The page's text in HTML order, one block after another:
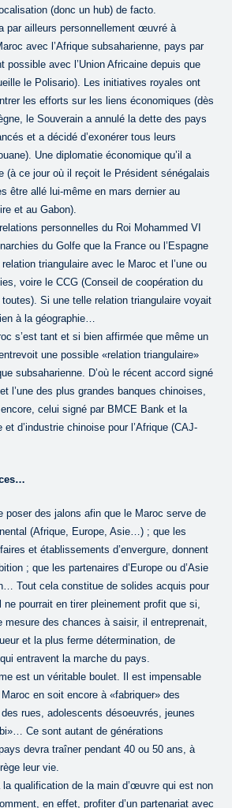
(donc un hub) de facto.
par ailleurs personnellement œuvré à
avec l’Afrique subsaharienne, pays par
possible avec l’Union Africaine depuis que
le Polisario). Les initiatives royales ont
les efforts sur les liens économiques (dès
le Souverain a annulé la dette des pays
et a décidé d’exonérer tous leurs
Une diplomatie économique qu’il a
(à ce jour où il reçoit le Président sénégalais
être allé lui-même en mars dernier au
et au Gabon).
personnelles du Roi Mohammed VI
du Golfe que la France ou l’Espagne
triangulaire avec le Maroc et l’une ou
voire le CCG (Conseil de coopération du
Si une telle relation triangulaire voyait
à la géographie…
s’est tant et si bien affirmée que même un
une possible «relation triangulaire»
subsaharienne. D’où le récent accord signé
l’une des plus grandes banques chinoises,
celui signé par BMCE Bank et la
d’industrie chinoise pour l’Afrique (CAJ-
poser des jalons afin que le Maroc serve de
(Afrique, Europe, Asie…) ; que les
et établissements d’envergure, donnent
; que les partenaires d’Europe ou d’Asie
Tout cela constitue de solides acquis pour
pourrait en tirer pleinement profit que si,
mesure des chances à saisir, il entreprenait,
et la plus ferme détermination, de
entravent la marche du pays.
est un véritable boulet. Il est impensable
en soit encore à «fabriquer» des
rues, adolescents désoeuvrés, jeunes
Ce sont autant de générations
devra traîner pendant 40 ou 50 ans, à
leur vie.
qualification de la main d’œuvre qui est non
en effet, profiter d’un partenariat avec